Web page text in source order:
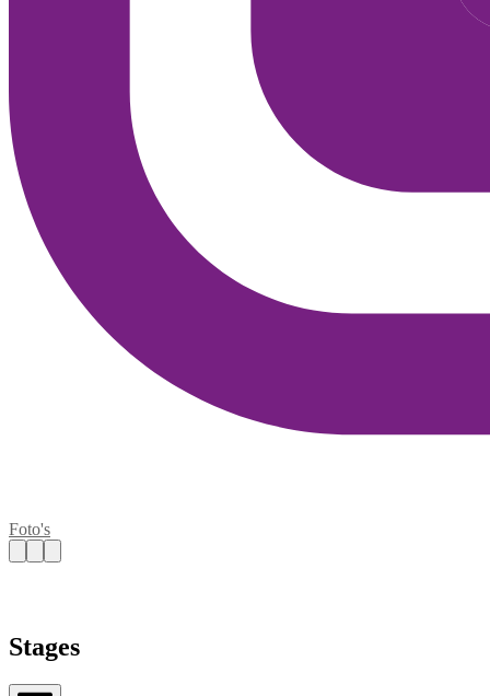
Foto's
Stages